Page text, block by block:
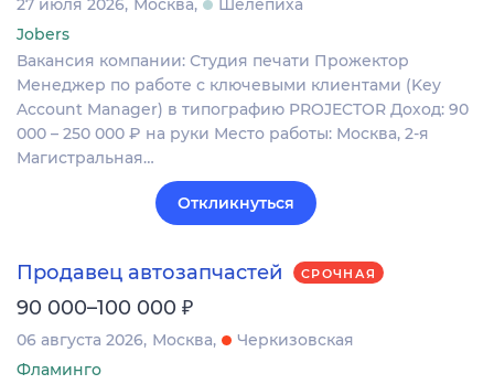
27 июля 2026 Москва
Шелепиха
Jobers
Вакансия компании: Студия печати Прожектор
Менеджер по работе с ключевыми клиентами (Key
Account Manager) в типографию PROJECTOR Доход: 90
000 – 250 000 ₽ на руки Место работы: Москва, 2-я
Магистральная…
Откликнуться
Продавец автозапчастей СРОЧНАЯ
90 000–100 000 ₽
06 августа 2026 Москва
Черкизовская
Фламинго